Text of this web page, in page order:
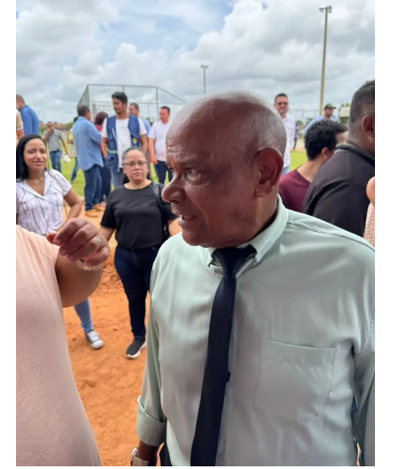
Pastor Evanildo também celebrou o avanço das
e reforçou seu compromisso com a melhoria das
condições urbanas da cidade. “Esse é um passo
fundamental para garantir dignidade e melhores
condições de trafegabilidade para a população”,
destacou.